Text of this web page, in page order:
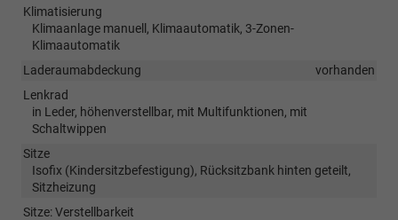
Klimatisierung
Klimaanlage manuell, Klimaautomatik, 3-Zonen-
Klimaautomatik
Laderaumabdeckung
vorhanden
Lenkrad
in Leder, höhenverstellbar, mit Multifunktionen, mit
Schaltwippen
Sitze
Isofix (Kindersitzbefestigung), Rücksitzbank hinten geteilt,
Sitzheizung
Sitze: Verstellbarkeit